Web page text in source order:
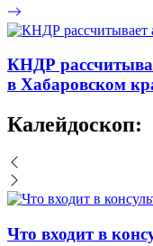
КНДР
в Хабаровском
Калейдоскоп:
Что входит в